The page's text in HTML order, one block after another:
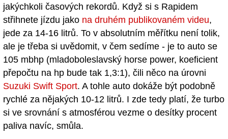
jakýchkoli časových rekordů. Když si s Rapidem
střihnete jízdu jako na druhém publikovaném videu,
jede za 14-16 litrů. To v absolutním měřítku není tolik,
ale je třeba si uvědomit, v čem sedíme - je to auto se
105 mbhp (mladoboleslavský horse power, koeficient
přepočtu na hp bude tak 1,3:1), čili něco na úrovni
Suzuki Swift Sport. A tohle auto dokáže být podobně
rychlé za nějakých 10-12 litrů. I zde tedy platí, že turbo
si ve srovnání s atmosférou vezme o desítky procent
paliva navíc, smůla.